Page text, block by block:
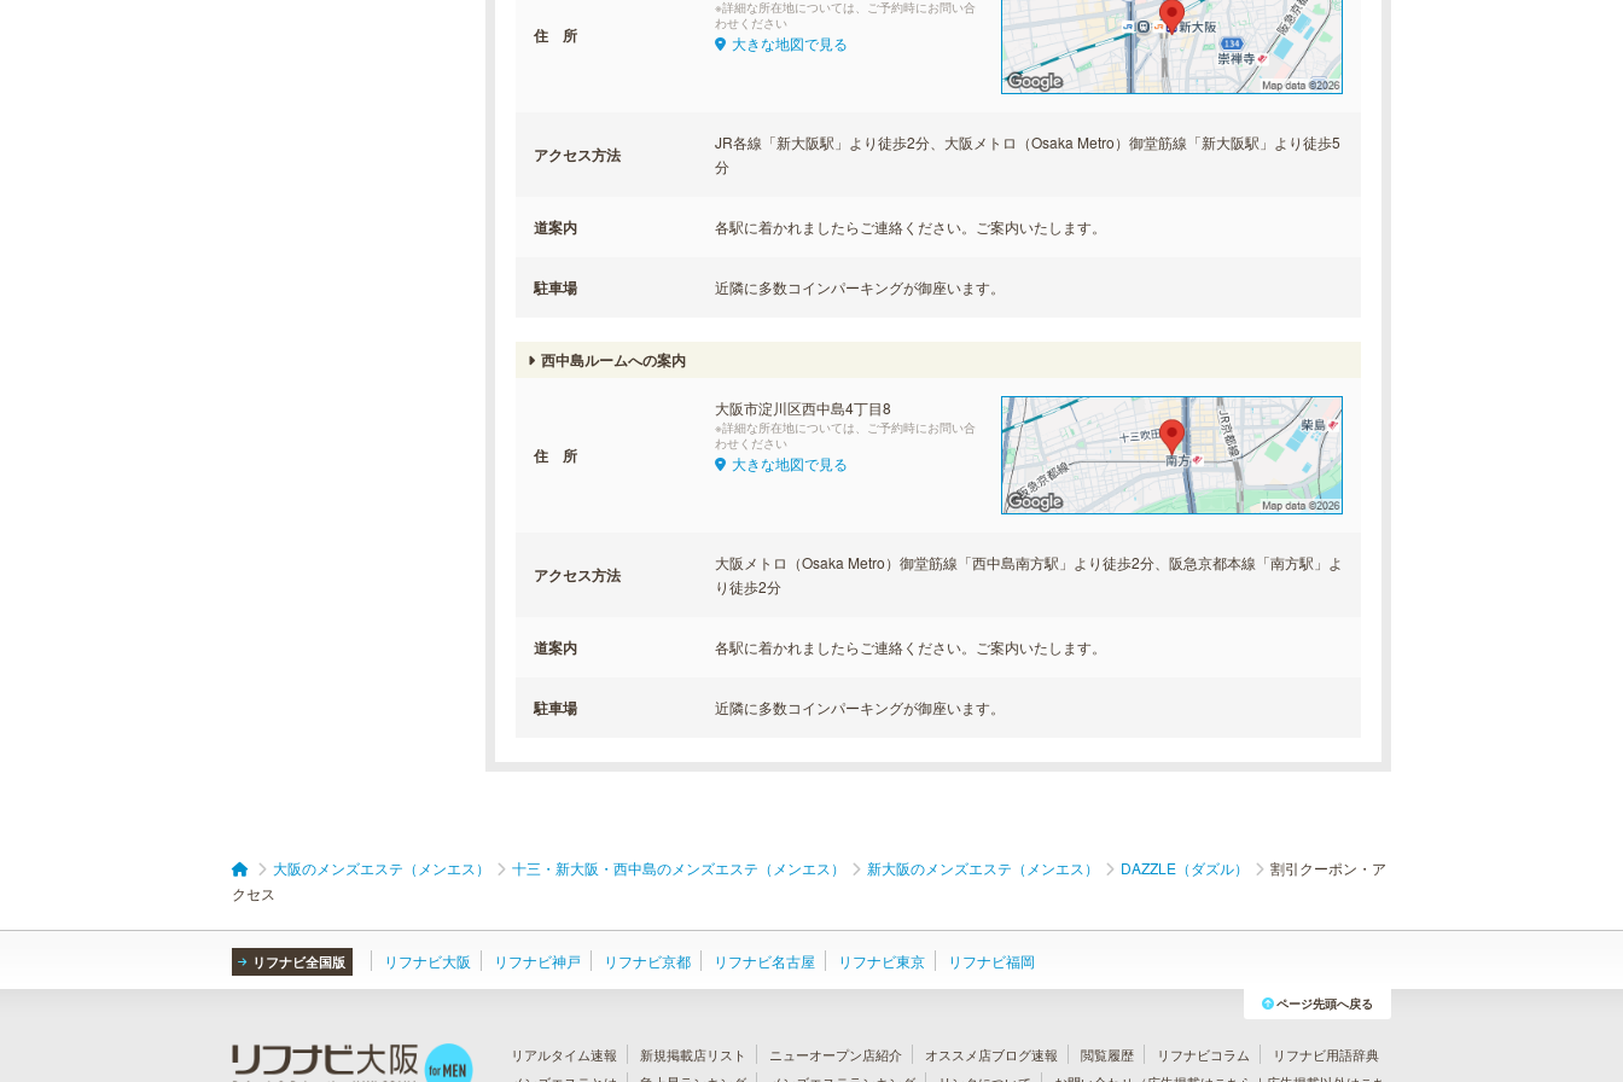
住 所
※詳細な所在地については、ご予約時にお問い合
わせください
大きな地図で見る
アクセス方法
JR各線「新大阪駅」より徒歩2分、大阪メトロ（Osaka Metro）御堂筋線「新大阪駅」より徒歩5
分
道案内 各駅に着かれましたらご連絡ください。ご案内いたします。
駐車場 近隣に多数コインパーキングが御座います。
西中島ルームへの案内
住 所
大阪市淀川区西中島4丁目8
※詳細な所在地については、ご予約時にお問い合
わせください
大きな地図で見る
アクセス方法
大阪メトロ（Osaka Metro）御堂筋線「西中島南方駅」より徒歩2分、阪急京都本線「南方駅」よ
り徒歩2分
道案内 各駅に着かれましたらご連絡ください。ご案内いたします。
駐車場 近隣に多数コインパーキングが御座います。
大阪のメンズエステ（メンエス） 十三・新大阪・西中島のメンズエステ（メンエス） 新大阪のメンズエステ（メンエス） DAZZLE（ダズル）
割引クーポン・ア
クセス
リフナビ全国版 リフナビ大阪 リフナビ神戸 リフナビ京都 リフナビ名古屋 リフナビ東京 リフナビ福岡
ページ先頭へ戻る
リアルタイム速報 新規掲載店リスト ニューオープン店紹介 オススメ店ブログ速報 閲覧履歴 リフナビコラム
リフナビ用語辞典